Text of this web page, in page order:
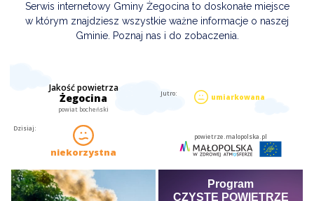
Serwis internetowy Gminy Żegocina to doskonałe miejsce
w którym znajdziesz wszystkie ważne informacje o naszej
Gminie. Poznaj nas i do zobaczenia.